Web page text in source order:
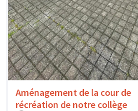
Aménagement de la cour de
récréation de notre collège